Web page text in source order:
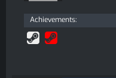
Achievements